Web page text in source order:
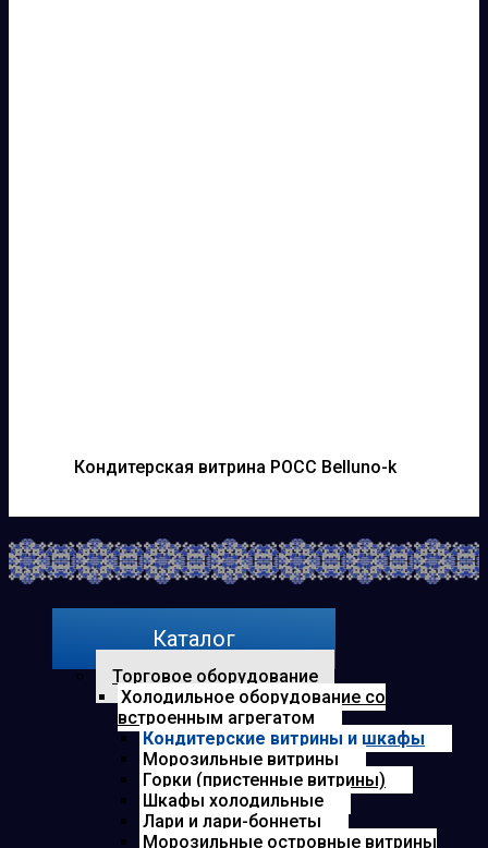
Кондитерская витрина РОСС Belluno-k
Каталог
Торговое оборудование
Холодильное оборудование со
встроенным агрегатом
Кондитерские витрины и шкафы
Морозильные витрины
Горки (пристенные витрины)
Шкафы холодильные
Лари и лари-боннеты
Морозильные островные витрины